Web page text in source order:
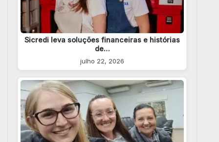
Sicredi leva soluções financeiras e histórias
de…
julho 22, 2026